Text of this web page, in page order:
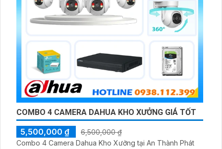
COMBO 4 CAMERA DAHUA KHO XƯỞNG GIÁ TỐT
5,500,000 ₫
6,500,000 ₫
Combo 4 Camera Dahua Kho Xưởng tại An Thành Phát